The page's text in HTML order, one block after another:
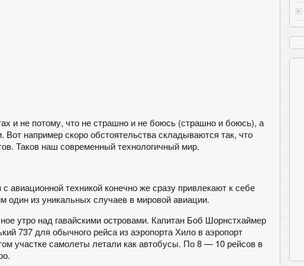
и не потому, что не страшно и не боюсь (страшно и боюсь), а
Вот например скоро обстоятельства складываются так, что
Таков наш современный технологичный мир.
авиационной техникой конечно же сразу привлекают к себе
один из уникальных случаев в мировой авиации.
утро над гавайскими островами. Капитан Боб Шорнстхаймер
737 для обычного рейса из аэропорта Хило в аэропорт
участке самолеты летали как автобусы. По 8 — 10 рейсов в